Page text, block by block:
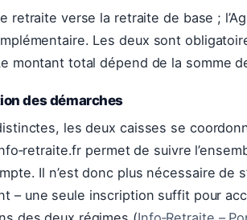
retraite verse la retraite de base ;
Les deux sont
montant total dépend de la somme
des démarches
les deux caisses se
permet de suivre
Il n’est donc plus nécessaire de
– une seule inscription suffit pour